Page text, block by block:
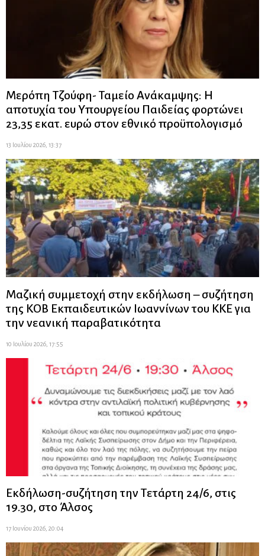
Μερόπη Τζούφη- Ταμείο Ανάκαμψης: Η
αποτυχία του Υπουργείου Παιδείας φορτώνει
23,35 εκατ. ευρώ στον εθνικό προϋπολογισμό
13 Ιουλίου 2026, 13:37
Μαζική συμμετοχή στην εκδήλωση – συζήτηση
της ΚΟΒ Εκπαιδευτικών Ιωαννίνων του ΚΚΕ για
την νεανική παραβατικότητα
10 Ιουλίου 2026, 17:55
Εκδήλωση-συζήτηση την Τετάρτη 24/6, στις
19.30, στο Άλσος
17 Ιουνίου 2026, 20:04